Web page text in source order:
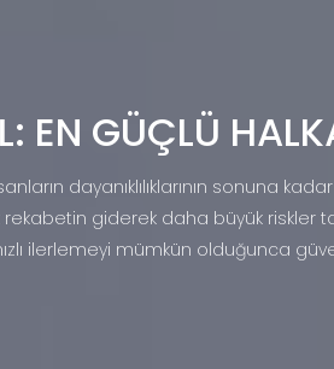
EN GÜÇLÜ
dayanıklılıklarının sonuna
giderek daha büyük riskler
ilerlemeyi mümkün olduğunca